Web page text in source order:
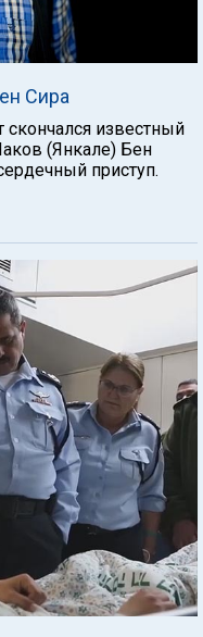
Сира
скончался известный
(Янкале) Бен
приступ.